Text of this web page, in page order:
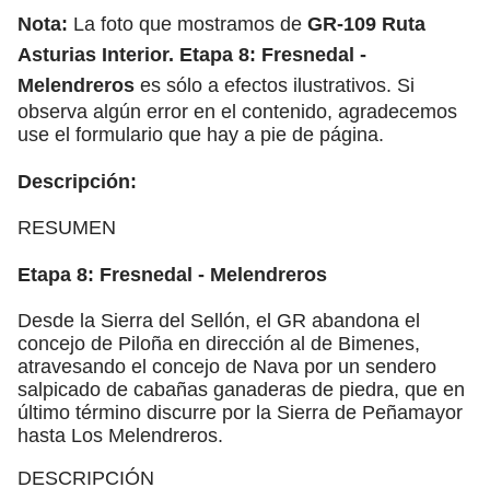
Nota: La foto que mostramos de GR-109 Ruta
Asturias Interior. Etapa 8: Fresnedal -
Melendreros es sólo a efectos ilustrativos. Si
observa algún error en el contenido, agradecemos
use el formulario que hay a pie de página.
Descripción:
RESUMEN
Etapa 8: Fresnedal - Melendreros
Desde la Sierra del Sellón, el GR abandona el
concejo de Piloña en dirección al de Bimenes,
atravesando el concejo de Nava por un sendero
salpicado de cabañas ganaderas de piedra, que en
último término discurre por la Sierra de Peñamayor
hasta Los Melendreros.
DESCRIPCIÓN